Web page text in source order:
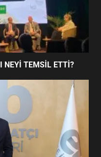
ATAMA:
NE
BAŞARDI?
SÜRE
NEYİ TEMSİL ETTİ?